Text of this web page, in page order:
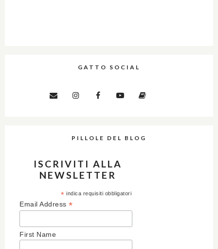
GATTO SOCIAL
PILLOLE DEL BLOG
ISCRIVITI ALLA
NEWSLETTER
* indica requisiti obbligatori
Email Address *
First Name